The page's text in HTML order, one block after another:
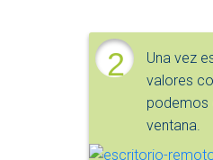
2
Una vez
valores
podemos
ventana.